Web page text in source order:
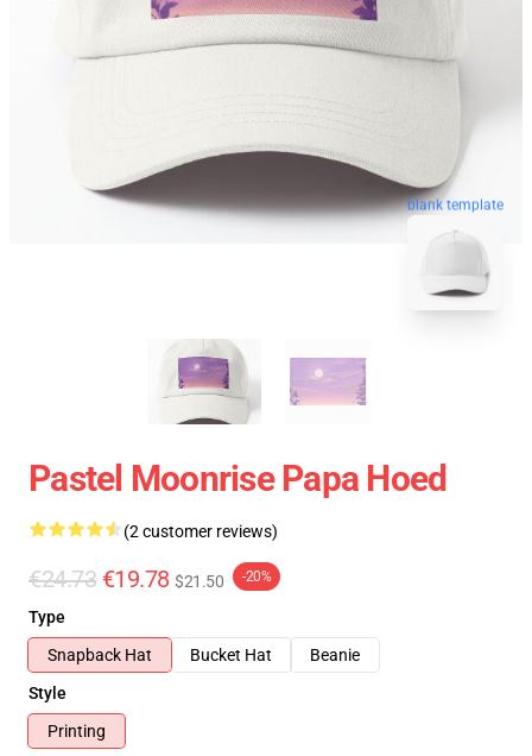
blank template
Pastel Moonrise Papa Hoed
(2 customer reviews)
€24.73 €19.78 $21.50 -20%
Type
Snapback Hat
Bucket Hat
Beanie
Style
Printing